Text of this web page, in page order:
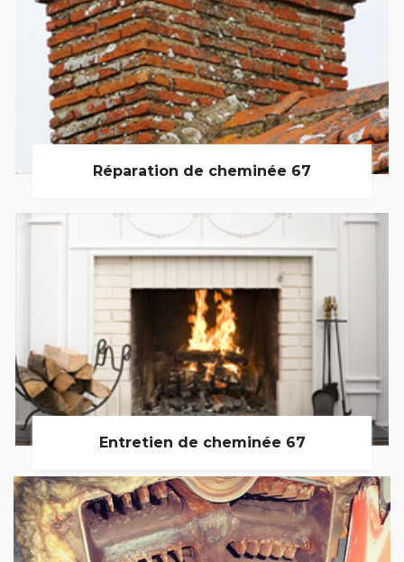
Réparation de cheminée 67
Entretien de cheminée 67